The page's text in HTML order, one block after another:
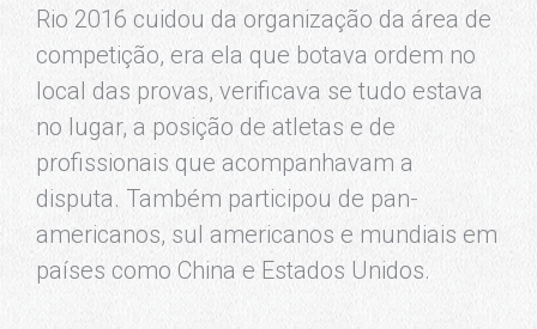
Rio 2016 cuidou da organização da área de
competição, era ela que botava ordem no
local das provas, verificava se tudo estava
no lugar, a posição de atletas e de
profissionais que acompanhavam a
disputa. Também participou de pan-
americanos, sul americanos e mundiais em
países como China e Estados Unidos.